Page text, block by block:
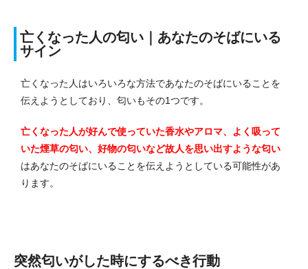
亡くなった人の匂い｜あなたのそばにいる
サイン
亡くなった人はいろいろな方法であなたのそばにいることを
伝えようとしており、匂いもその1つです。
亡くなった人が好んで使っていた香水やアロマ、よく吸って
いた煙草の匂い、好物の匂いなど故人を思い出すような匂い
はあなたのそばにいることを伝えようとしている可能性があ
ります。
突然匂いがした時にするべき行動